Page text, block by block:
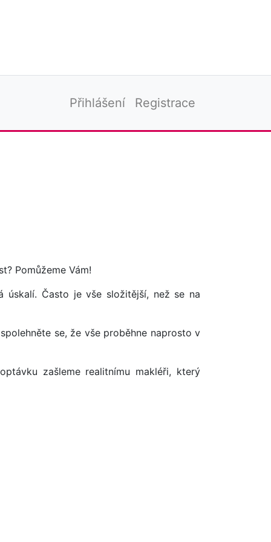
Přihlášení Registrace
Pomůžeme Vám!
úskalí. Často je vše složitější, než se na
se, že vše proběhne naprosto v
zašleme realitnímu makléři, který